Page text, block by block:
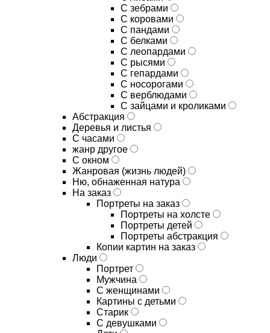
С зебрами
С коровами
С пандами
С белками
С леопардами
С рысями
С гепардами
С носорогами
С верблюдами
С зайцами и кроликами
Абстракция
Деревья и листья
С часами
жанр другое
С окном
Жанровая (жизнь людей)
Ню, обнаженная натура
На заказ
Портреты на заказ
Портреты на холсте
Портреты детей
Портреты абстракция
Копии картин на заказ
Люди
Портрет
Мужчина
С женщинами
Картины с детьми
Старик
С девушками